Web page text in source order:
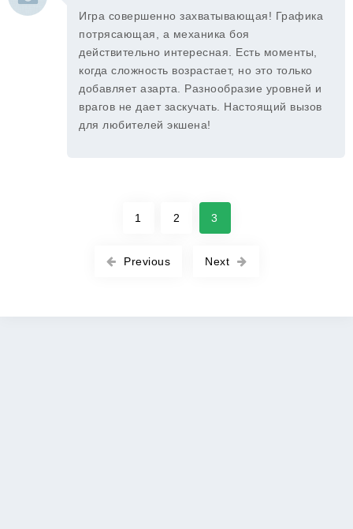
Игра совершенно захватывающая! Графика
потрясающая, а механика боя
действительно интересная. Есть моменты,
когда сложность возрастает, но это только
добавляет азарта. Разнообразие уровней и
врагов не дает заскучать. Настоящий вызов
для любителей экшена!
Previous
1 2 3
Next